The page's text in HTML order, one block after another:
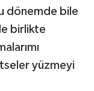
dönemde bile
birlikte
yüzmeyi